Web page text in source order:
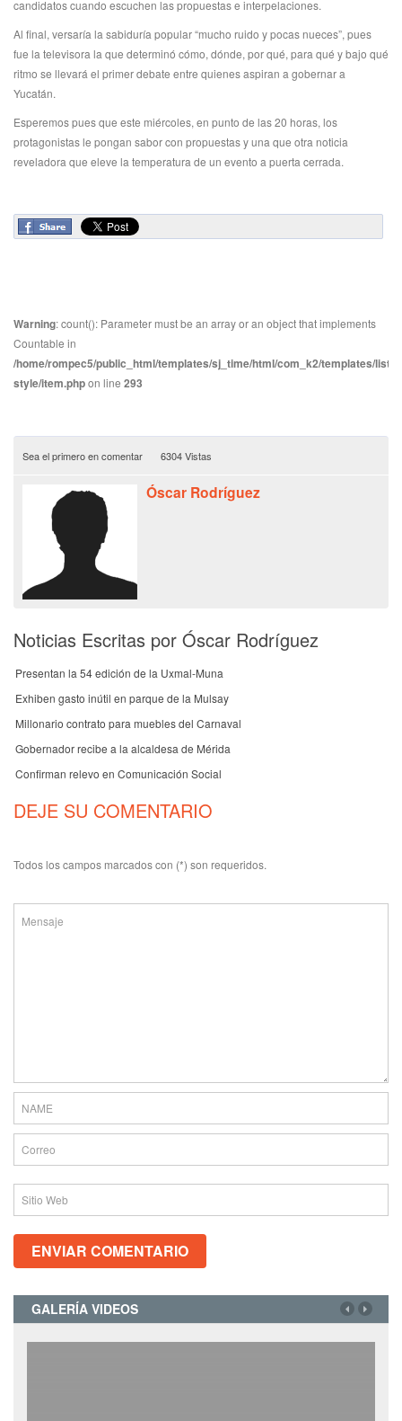
candidatos cuando escuchen las propuestas e interpelaciones.
Al final, versaría la sabiduría popular “mucho ruido y pocas nueces”, pues
fue la televisora la que determinó cómo, dónde, por qué, para qué y bajo qué
ritmo se llevará el primer debate entre quienes aspiran a gobernar a
Yucatán.
Esperemos pues que este miércoles, en punto de las 20 horas, los
protagonistas le pongan sabor con propuestas y una que otra noticia
reveladora que eleve la temperatura de un evento a puerta cerrada.
Warning: count(): Parameter must be an array or an object that implements
Countable in
/home/rompec5/public_html/templates/sj_time/html/com_k2/templates/
style/item.phpon line 293
Sea el primero en comentar 6304 Vistas
Óscar Rodríguez
Noticias Escritas por Óscar Rodríguez
Presentan la 54 edición de la Uxmal-Muna
Exhiben gasto inútil en parque de la Mulsay
Millonario contrato para muebles del Carnaval
Gobernador recibe a la alcaldesa de Mérida
Confirman relevo en Comunicación Social
DEJE SU COMENTARIO
Todos los campos marcados con (*) son requeridos.
GALERÍA VIDEOS